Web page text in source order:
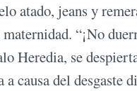
atado, jeans y
“¡No
Heredia, se
a causa del